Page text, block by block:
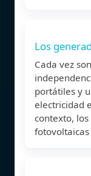
Los
Cada vez
portátiles y
electricidad
contexto,
fotovoltaicas